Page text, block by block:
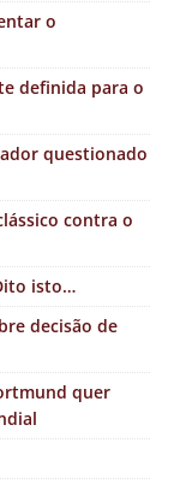
o
definida para o
questionado
contra o
isto…
decisão de
quer